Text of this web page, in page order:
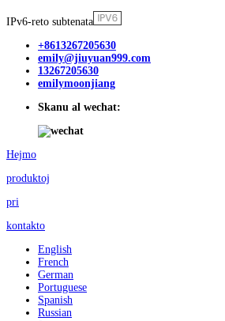
IPv6-reto subtenata
+8613267205630
emily@jiuyuan999.com
13267205630
emilymoonjiang
Skanu al wechat:
Hejmo
produktoj
pri
kontakto
English
French
German
Portuguese
Spanish
Russian